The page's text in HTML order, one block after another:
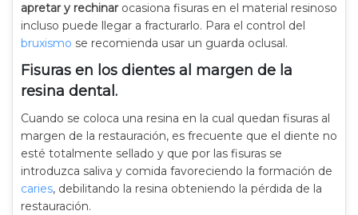
apretar y rechinarocasiona fisuras en el material resinoso
incluso puede llegar a fracturarlo. Para el control del
bruxismo se recomienda usar un guarda oclusal.
Fisuras en los dientes al margen de la
resina dental.
Cuando se coloca una resina en la cual quedan fisuras al
margen de la restauración, es frecuente que el diente no
esté totalmente sellado y que por las fisuras se
introduzca saliva y comida favoreciendo la formación de
caries, debilitando la resina obteniendo la pérdida de la
restauración.